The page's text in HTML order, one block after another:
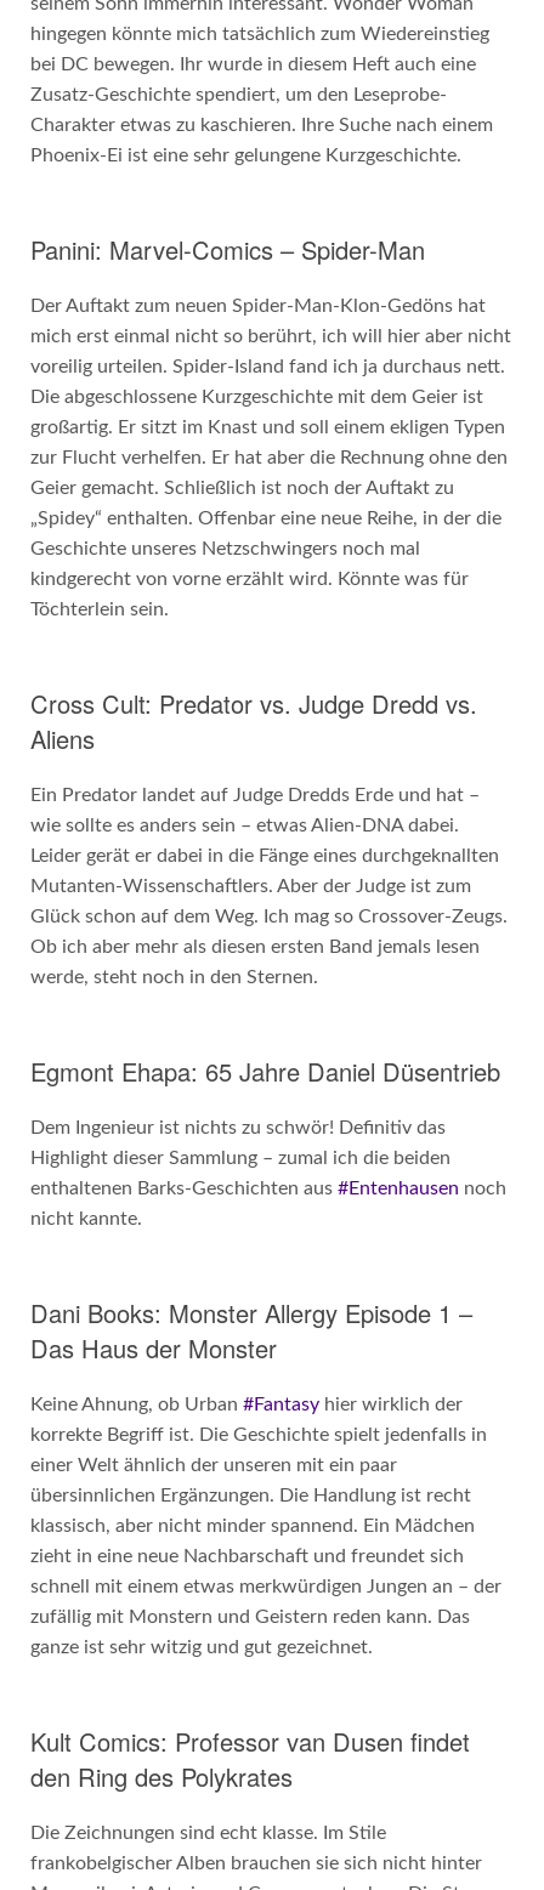
hingegen könnte mich tatsächlich zum Wiedereinstieg
bei DC bewegen. Ihr wurde in diesem Heft auch eine
Zusatz-Geschichte spendiert, um den Leseprobe-
Charakter etwas zu kaschieren. Ihre Suche nach einem
Phoenix-Ei ist eine sehr gelungene Kurzgeschichte.
Panini: Marvel-Comics – Spider-Man
Der Auftakt zum neuen Spider-Man-Klon-Gedöns hat
mich erst einmal nicht so berührt, ich will hier aber nicht
voreilig urteilen. Spider-Island fand ich ja durchaus nett.
Die abgeschlossene Kurzgeschichte mit dem Geier ist
großartig. Er sitzt im Knast und soll einem ekligen Typen
zur Flucht verhelfen. Er hat aber die Rechnung ohne den
Geier gemacht. Schließlich ist noch der Auftakt zu
„Spidey“ enthalten. Offenbar eine neue Reihe, in der die
Geschichte unseres Netzschwingers noch mal
kindgerecht von vorne erzählt wird. Könnte was für
Töchterlein sein.
Cross Cult: Predator vs. Judge Dredd vs.
Aliens
Ein Predator landet auf Judge Dredds Erde und hat –
wie sollte es anders sein – etwas Alien-DNA dabei.
Leider gerät er dabei in die Fänge eines durchgeknallten
Mutanten-Wissenschaftlers. Aber der Judge ist zum
Glück schon auf dem Weg. Ich mag so Crossover-Zeugs.
Ob ich aber mehr als diesen ersten Band jemals lesen
werde, steht noch in den Sternen.
Egmont Ehapa: 65 Jahre Daniel Düsentrieb
Dem Ingenieur ist nichts zu schwör! Definitiv das
Highlight dieser Sammlung – zumal ich die beiden
enthaltenen Barks-Geschichten aus #Entenhausen noch
nicht kannte.
Dani Books: Monster Allergy Episode 1 –
Das Haus der Monster
Keine Ahnung, ob Urban #Fantasyhier wirklich der
korrekte Begriff ist. Die Geschichte spielt jedenfalls in
einer Welt ähnlich der unseren mit ein paar
übersinnlichen Ergänzungen. Die Handlung ist recht
klassisch, aber nicht minder spannend. Ein Mädchen
zieht in eine neue Nachbarschaft und freundet sich
schnell mit einem etwas merkwürdigen Jungen an – der
zufällig mit Monstern und Geistern reden kann. Das
ganze ist sehr witzig und gut gezeichnet.
Kult Comics: Professor van Dusen findet
den Ring des Polykrates
Die Zeichnungen sind echt klasse. Im Stile
frankobelgischer Alben brauchen sie sich nicht hinter